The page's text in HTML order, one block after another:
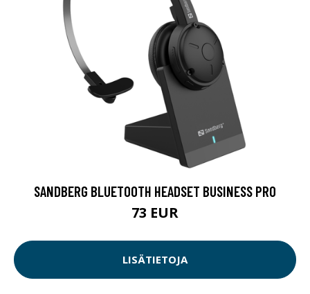
SANDBERG BLUETOOTH HEADSET BUSINESS PRO
73 EUR
LISÄTIETOJA